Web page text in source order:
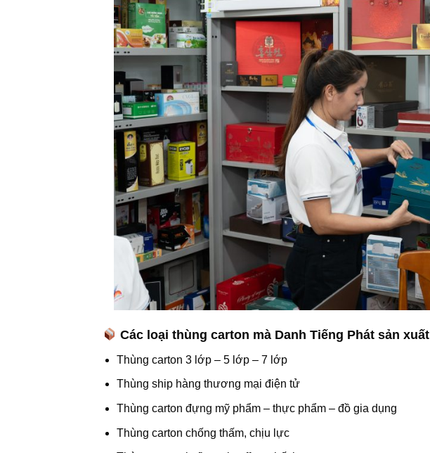
Các loại thùng carton mà Danh Tiếng Phát sản xuất
Thùng carton 3 lớp – 5 lớp – 7 lớp
Thùng ship hàng thương mại điện tử
Thùng carton đựng mỹ phẩm – thực phẩm – đồ gia dụng
Thùng carton chống thấm, chịu lực